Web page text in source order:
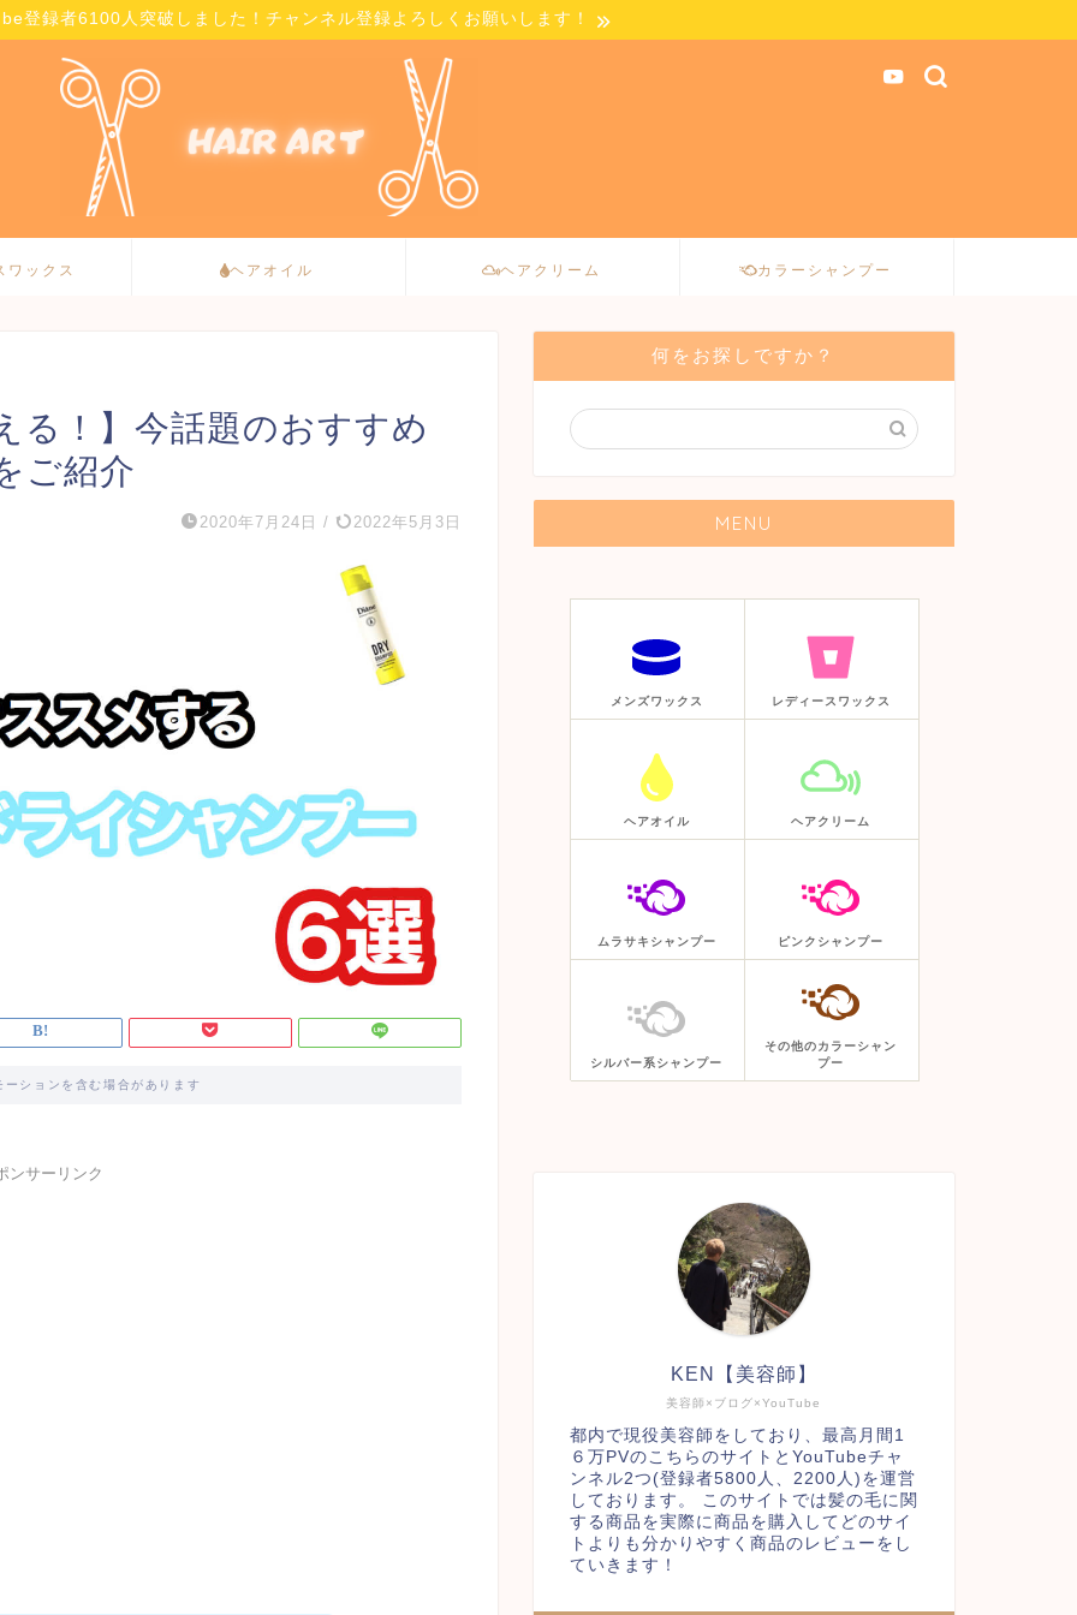
登録者6100人突破しました！チャンネル登録よろしくお願いします！
ワックス ヘアオイル ヘアクリーム カラーシャンプー
る！】今話題のおすすめ
ご紹介
2020年7月24日 / 2022年5月3日
ーションを含む場合があります
ンサーリンク
何をお探しですか？
MENU
メンズワックス レディースワックス
ヘアオイル ヘアクリーム
ムラサキシャンプー ピンクシャンプー
シルバー系シャンプー
その他のカラーシャン
プー
美容師×ブログ×YouTube
KEN【美容師】
都内で現役美容師をしており、最高月間1
６万PVのこちらのサイトとYouTubeチャ
ンネル2つ(登録者5800人、2200人)を運営
しております。 このサイトでは髪の毛に関
する商品を実際に商品を購入してどのサイ
トよりも分かりやすく商品のレビューをし
ていきます！